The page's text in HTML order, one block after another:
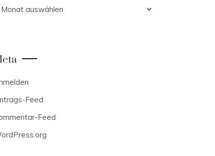
Feed
Feed